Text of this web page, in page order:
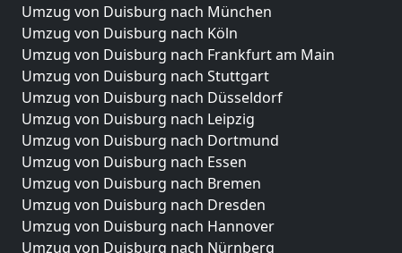
Umzug von Duisburg nach München
Umzug von Duisburg nach Köln
Umzug von Duisburg nach Frankfurt am Main
Umzug von Duisburg nach Stuttgart
Umzug von Duisburg nach Düsseldorf
Umzug von Duisburg nach Leipzig
Umzug von Duisburg nach Dortmund
Umzug von Duisburg nach Essen
Umzug von Duisburg nach Bremen
Umzug von Duisburg nach Dresden
Umzug von Duisburg nach Hannover
Umzug von Duisburg nach Nürnberg